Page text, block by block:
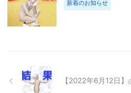
新着のお知らせ
【2022年6月12日